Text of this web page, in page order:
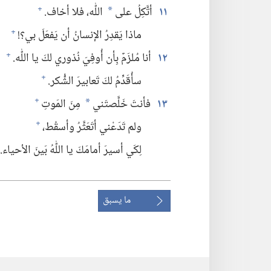
١١ أتَّكِلُ على * اللّٰه،‏ فلا أخاف.‏ +
ماذا يَقدِرُ الإنسانُ أن يَفعَلَ بي؟‏!‏ +
١٢ أنا مُلزَمٌ بِأن أُوفِيَ نُذوري لكَ يا اللّٰه.‏ +
سأُقَدِّمُ لكَ تَعابيرَ الشُّكر.‏ +
١٣ فأنتَ خَلَّصتَني * مِنَ المَوتِ +
ولم تَدَعْني أتَعَثَّرُ وأسقُط،‏+
لِكَي أسيرَ أمامَكَ يا اللّٰهُ بَينَ الأحياء.‏
ما يسبق